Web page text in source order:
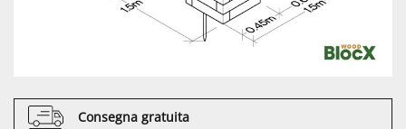
Consegna gratuita